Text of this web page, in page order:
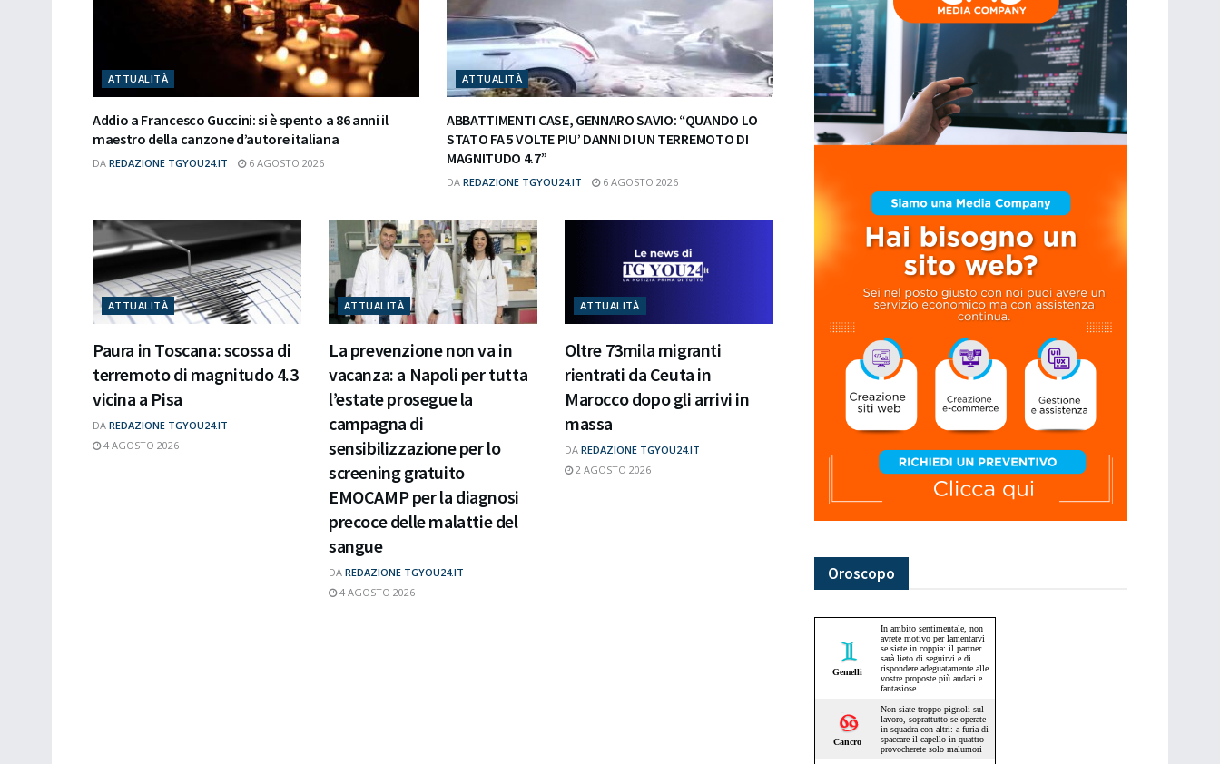
ATTUALITÀ
Addio a Francesco Guccini: si è spento a 86 anni il
maestro della canzone d’autore italiana
DA REDAZIONE TGYOU24.IT 6 AGOSTO 2026
ATTUALITÀ
ABBATTIMENTI CASE, GENNARO SAVIO: “QUANDO LO
STATO FA 5 VOLTE PIU’ DANNI DI UN TERREMOTO DI
MAGNITUDO 4.7”
DA REDAZIONE TGYOU24.IT 6 AGOSTO 2026
ATTUALITÀ
Paura in Toscana: scossa di
terremoto di magnitudo 4.3
vicina a Pisa
DA REDAZIONE TGYOU24.IT
4 AGOSTO 2026
ATTUALITÀ
La prevenzione non va in
vacanza: a Napoli per tutta
l’estate prosegue la
campagna di
sensibilizzazione per lo
screening gratuito
EMOCAMP per la diagnosi
precoce delle malattie del
sangue
DA REDAZIONE TGYOU24.IT
4 AGOSTO 2026
ATTUALITÀ
Oltre 73mila migranti
rientrati da Ceuta in
Marocco dopo gli arrivi in
massa
DA REDAZIONE TGYOU24.IT
2 AGOSTO 2026
Oroscopo